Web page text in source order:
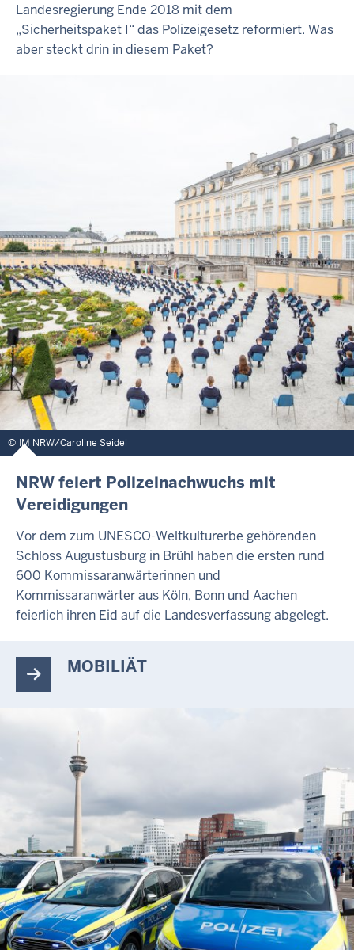
Landesregierung Ende 2018 mit dem
„Sicherheitspaket I“ das Polizeigesetz reformiert. Was
aber steckt drin in diesem Paket?
IM NRW/Caroline Seidel
NRW feiert Polizeinachwuchs mit
Vereidigungen
Vor dem zum UNESCO-Weltkulturerbe gehörenden
Schloss Augustusburg in Brühl haben die ersten rund
600 Kommissaranwärterinnen und
Kommissaranwärter aus Köln, Bonn und Aachen
feierlich ihren Eid auf die Landesverfassung abgelegt.
MOBILIÄT